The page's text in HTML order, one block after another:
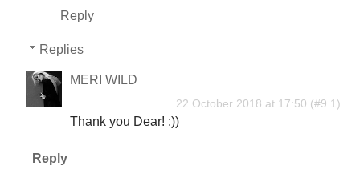
Reply
Replies
MERI WILD
22 October 2018 at 17:50
Thank you Dear! :))
Reply